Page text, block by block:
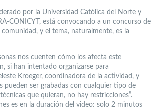
por la Universidad Católica del Norte y
CONICYT, está convocando a un concurso de
y el tema, naturalmente, es la
nos cuenten cómo los afecta este
si han intentado organizarse para
Kroeger, coordinadora de la actividad, y
pueden ser grabadas con cualquier tipo de
que quieran, no hay restricciones”.
es en la duración del video: solo 2 minutos